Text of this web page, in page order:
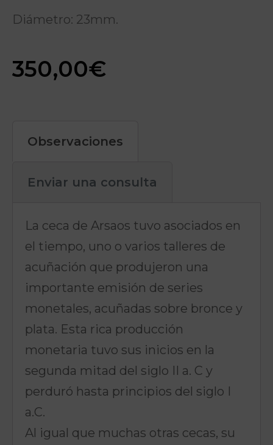
Diámetro: 23mm.
350,00€
Observaciones
Enviar una consulta
La ceca de Arsaos tuvo asociados en
el tiempo, uno o varios talleres de
acuñación que produjeron una
importante emisión de series
monetales, acuñadas sobre bronce y
plata. Esta rica producción
monetaria tuvo sus inicios en la
segunda mitad del siglo II a. C y
perduró hasta principios del siglo I
a.C.
Al igual que muchas otras cecas, su